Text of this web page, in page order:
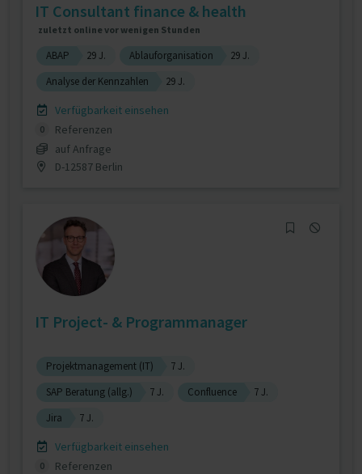
IT Consultant finance & health
zuletzt online vor wenigen Stunden
ABAP 29 J. Ablauforganisation
29 J.
Analyse der Kennzahlen
29 J.
Verfügbarkeit einsehen
0
Referenzen
auf Anfrage
D-12587 Berlin
IT Project- & Programmanager
Projektmanagement (IT)
7 J.
SAP Beratung (allg.)
7 J. Confluence
7 J.
Jira
7 J.
Verfügbarkeit einsehen
0
Referenzen